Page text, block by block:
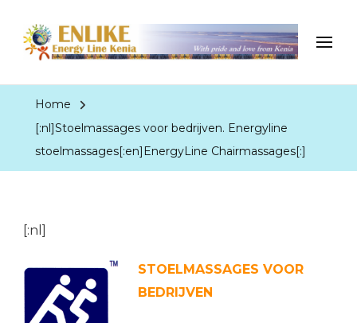
EnergyLineKenia
With pride and love from Kenia
Home
[:nl]Stoelmassages voor bedrijven. Energyline
stoelmassages[:en]EnergyLine Chairmassages[:]
[:nl]
STOELMASSAGES VOOR
BEDRIJVEN